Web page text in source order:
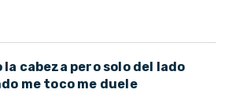
la cabeza pero solo del lado
me toco me duele